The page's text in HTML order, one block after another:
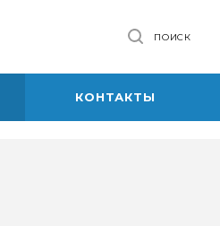
ПОИСК
КОНТАКТЫ